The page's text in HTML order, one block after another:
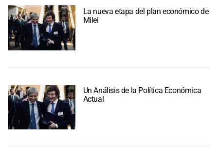
La nueva etapa del plan económico de
Milei
Un Análisis de la Política Económica
Actual